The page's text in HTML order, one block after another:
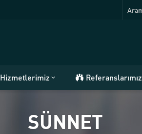
Hizmetlerimiz Referanslarımız
SÜNNET